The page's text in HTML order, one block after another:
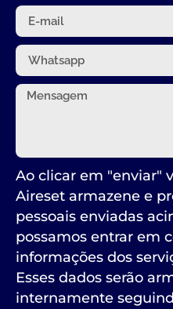
Ao clicar em "enviar"
Aireset armazene e
pessoais enviadas
possamos entrar em
informações dos
Esses dados serão
internamente